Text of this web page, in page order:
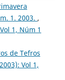
1. 2003. ,
1, Núm 1
de Tefros
Vol 1,